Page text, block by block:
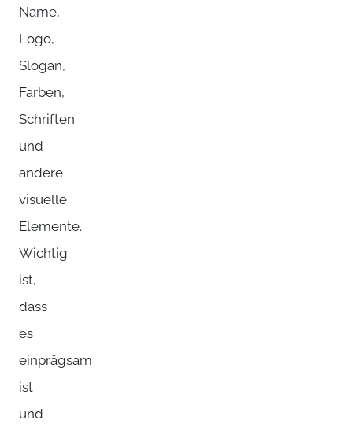
Name,
Logo,
Slogan,
Farben,
Schriften
und
andere
visuelle
Elemente.
Wichtig
ist,
dass
es
einprägsam
ist
und